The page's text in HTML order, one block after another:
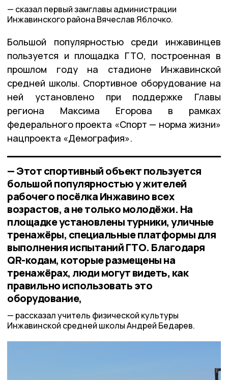
сказал первый замглавы администрации
Инжавинского района Вячеслав Яблочко.
Большой популярностью среди инжавинцев
пользуется и площадка ГТО, построенная в
прошлом году на стадионе Инжавинской
средней школы. Спортивное оборудование на
ней установлено при поддержке Главы
региона Максима Егорова в рамках
федерального проекта «Спорт — норма жизни»
нацпроекта «Демография».
— Этот спортивный объект пользуется
большой популярностью у жителей
рабочего посёлка Инжавино всех
возрастов, а не только молодёжи. На
площадке установлены турники, уличные
тренажёры, специальные платформы для
выполнения испытаний ГТО. Благодаря
QR-кодам, которые размещены на
тренажёрах, люди могут видеть, как
правильно использовать это
оборудование,
рассказал учитель физической культуры
Инжавинской средней школы Андрей Бедарев.